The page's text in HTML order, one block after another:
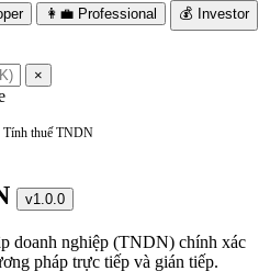
👩‍💼 Professional 💰 Investor
×
Tính thuế TNDN
v1.0.0
doanh nghiệp (TNDN) chính xác
pháp trực tiếp và gián tiếp.